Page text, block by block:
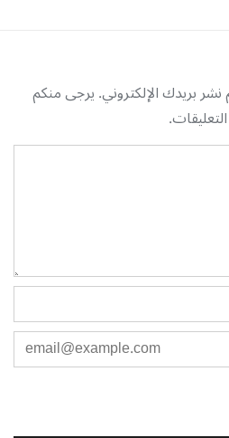
بريدك الإلكتروني. يرجى منكم